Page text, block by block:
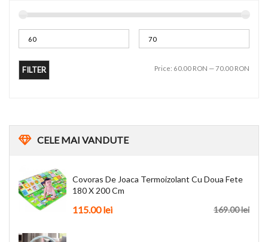
FILTER Price: 60.00 RON —70.00 RON
CELEMAI VANDUTE
Covoras De Joaca Termoizolant Cu Doua Fete
180 X 200 Cm
169.00 lei
115.00 lei